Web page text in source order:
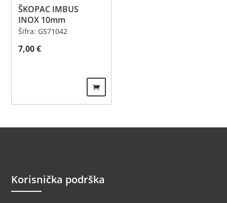
ŠKOPAC IMBUS
INOX 10mm
Šifra: GS71042
7,00€
Korisnička podrška